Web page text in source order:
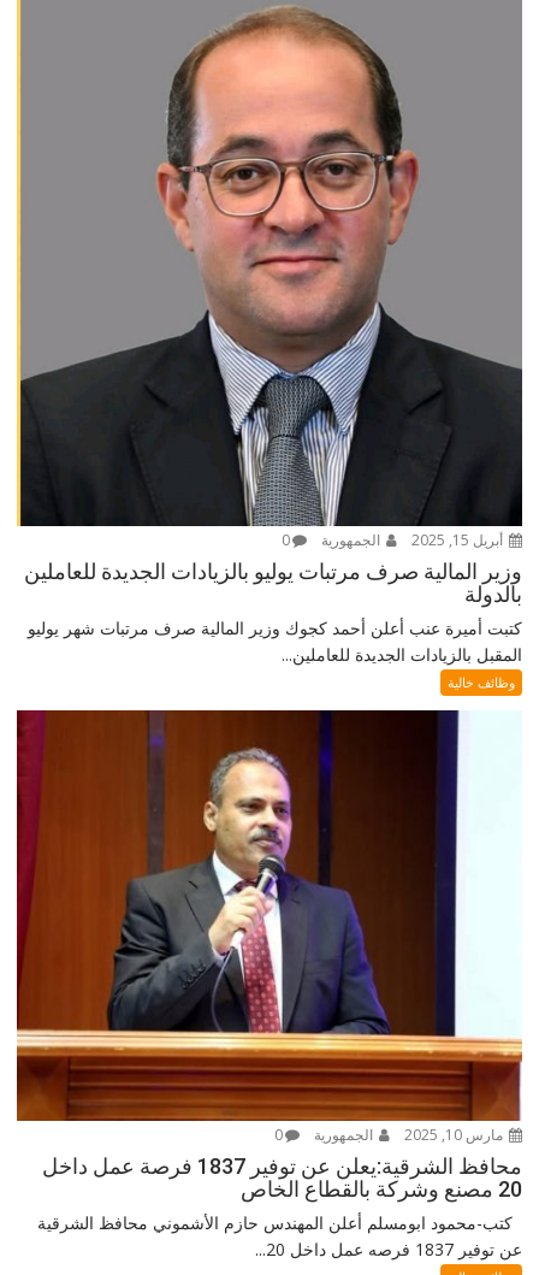
أبريل 15, 2025 الجمهورية 0
وزير المالية صرف مرتبات يوليو بالزيادات الجديدة للعاملين
بالدولة
كتبت أميرة عنب أعلن أحمد كجوك وزير المالية صرف مرتبات شهر يوليو
المقبل بالزيادات الجديدة للعاملين...
وظائف خالية
مارس 10, 2025 الجمهورية 0
محافظ الشرقية:يعلن عن توفير 1837 فرصة عمل داخل
20 مصنع وشركة بالقطاع الخاص
كتب-محمود ابومسلم أعلن المهندس حازم الأشموني محافظ الشرقية
عن توفير 1837 فرصه عمل داخل 20...